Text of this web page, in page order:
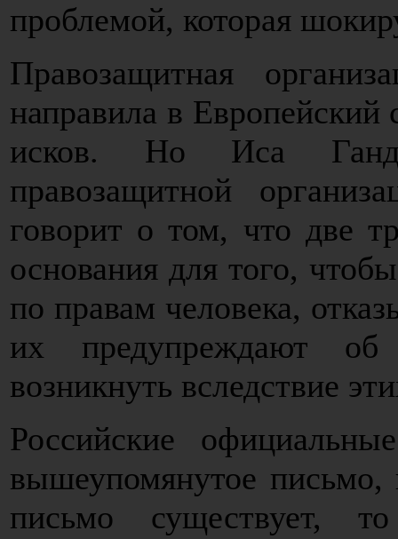
проблемой, которая
Правозащитная
направила в Европейский
исков. Но Иса
правозащитной
говорит о том, что две
основания для того,
по правам человека,
их предупреждают об
возникнуть вследствие
Российские
вышеупомянутое письмо,
письмо существует,